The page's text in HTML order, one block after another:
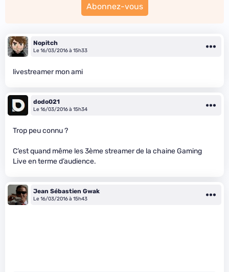
Abonnez-vous
Nopitch
Le 16/03/2016 à 15h33
livestreamer mon ami
dodo021
Le 16/03/2016 à 15h34
Trop peu connu ?
C’est quand même les 3ème streamer de la chaine Gaming
Live en terme d’audience.
Jean Sébastien Gwak
Le 16/03/2016 à 15h43